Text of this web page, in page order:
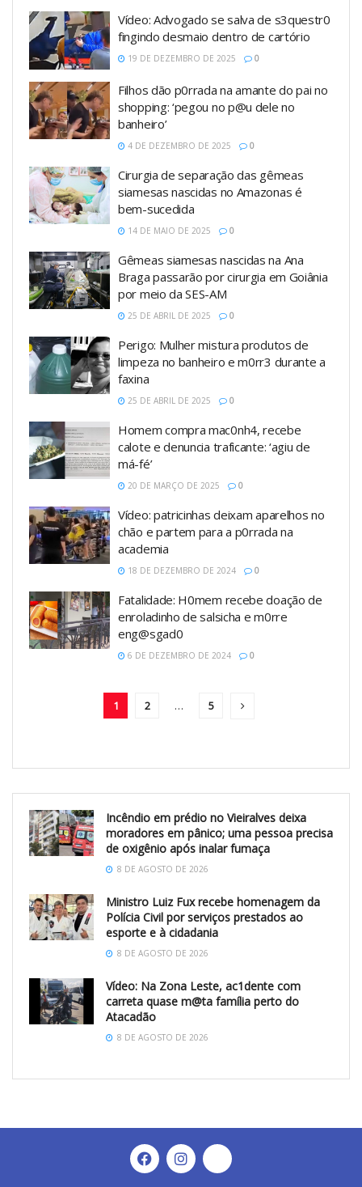
Vídeo: Advogado se salva de s3questr0
fingindo desmaio dentro de cartório
19 DE DEZEMBRO DE 2025 0
Filhos dão p0rrada na amante do pai no
shopping: ‘pegou no p@u dele no
banheiro’
4 DE DEZEMBRO DE 2025 0
Cirurgia de separação das gêmeas
siamesas nascidas no Amazonas é
bem-sucedida
14 DE MAIO DE 2025 0
Gêmeas siamesas nascidas na Ana
Braga passarão por cirurgia em Goiânia
por meio da SES-AM
25 DE ABRIL DE 2025 0
Perigo: Mulher mistura produtos de
limpeza no banheiro e m0rr3 durante a
faxina
25 DE ABRIL DE 2025 0
Homem compra mac0nh4, recebe
calote e denuncia traficante: ‘agiu de
má-fé’
20 DE MARÇO DE 2025 0
Vídeo: patricinhas deixam aparelhos no
chão e partem para a p0rrada na
academia
18 DE DEZEMBRO DE 2024 0
Fatalidade: H0mem recebe doação de
enroladinho de salsicha e m0rre
eng@sgad0
6 DE DEZEMBRO DE 2024 0
1 2 … 5
Incêndio em prédio no Vieiralves deixa
moradores em pânico; uma pessoa precisa
de oxigênio após inalar fumaça
8 DE AGOSTO DE 2026
Ministro Luiz Fux recebe homenagem da
Polícia Civil por serviços prestados ao
esporte e à cidadania
8 DE AGOSTO DE 2026
Vídeo: Na Zona Leste, ac1dente com
carreta quase m@ta família perto do
Atacadão
8 DE AGOSTO DE 2026